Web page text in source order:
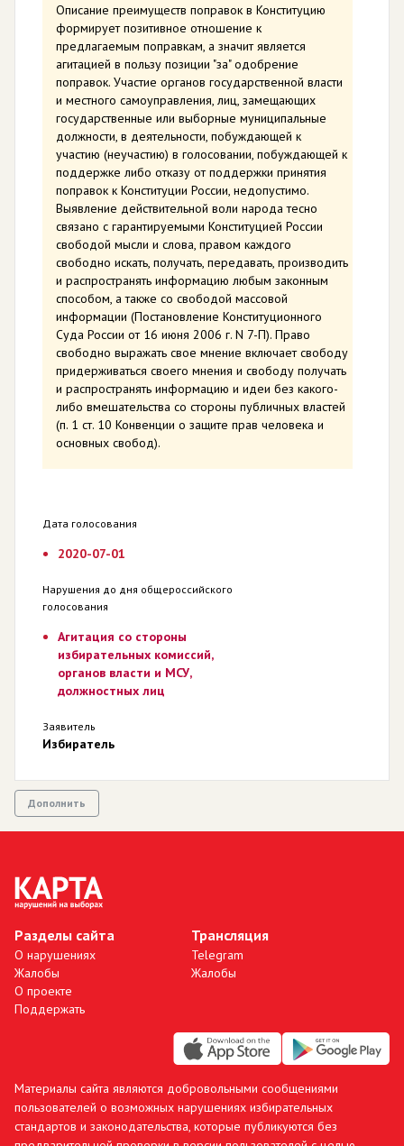
Описание преимуществ поправок в Конституцию
формирует позитивное отношение к
предлагаемым поправкам, а значит является
агитацией в пользу позиции "за" одобрение
поправок. Участие органов государственной власти
и местного самоуправления, лиц, замещающих
государственные или выборные муниципальные
должности, в деятельности, побуждающей к
участию (неучастию) в голосовании, побуждающей к
поддержке либо отказу от поддержки принятия
поправок к Конституции России, недопустимо.
Выявление действительной воли народа тесно
связано с гарантируемыми Конституцией России
свободой мысли и слова, правом каждого
свободно искать, получать, передавать, производить
и распространять информацию любым законным
способом, а также со свободой массовой
информации (Постановление Конституционного
Суда России от 16 июня 2006 г. N 7-П). Право
свободно выражать свое мнение включает свободу
придерживаться своего мнения и свободу получать
и распространять информацию и идеи без какого-
либо вмешательства со стороны публичных властей
(п. 1 ст. 10 Конвенции о защите прав человека и
основных свобод).
Дата голосования
2020-07-01
Нарушения до дня общероссийского
голосования
Агитация со стороны
избирательных комиссий,
органов власти и МСУ,
должностных лиц
Заявитель
Избиратель
Дополнить
Разделы сайта
О нарушениях
Жалобы
О проекте
Поддержать
Трансляция
Telegram
Жалобы
Материалы сайта являются добровольными сообщениями
пользователей о возможных нарушениях избирательных
стандартов и законодательства, которые публикуются без